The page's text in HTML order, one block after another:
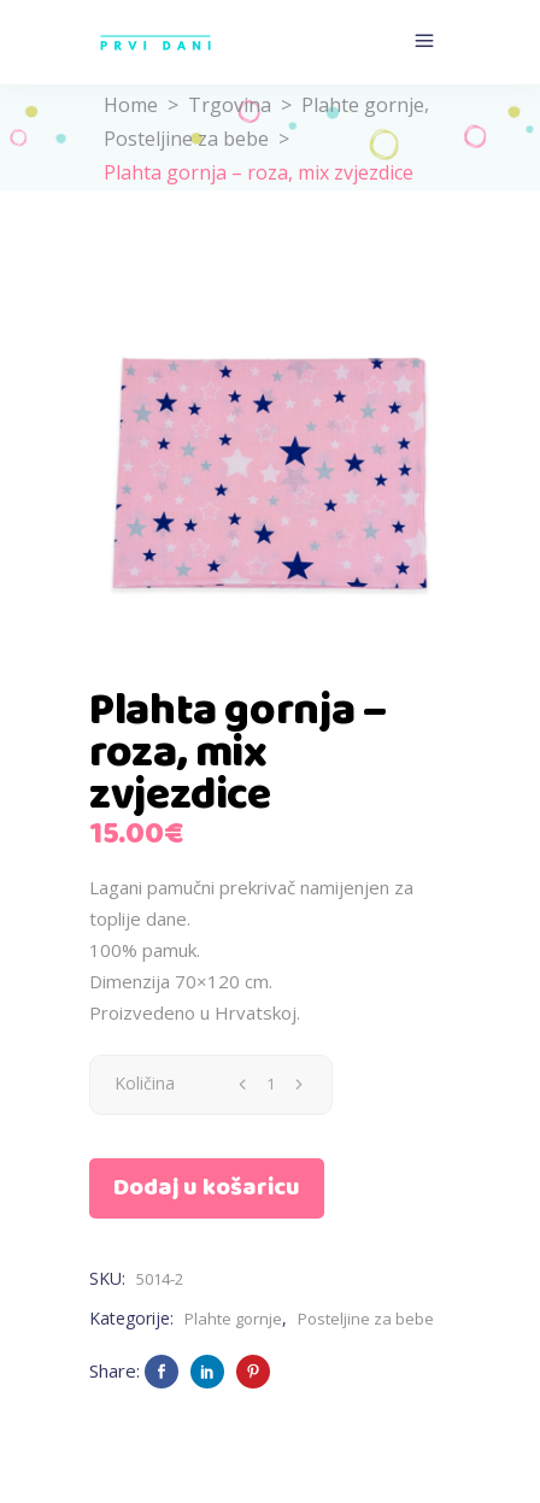
Home > Trgovina > Plahte gornje,
Posteljine za bebe >
Plahta gornja – roza, mix zvjezdice
Plahta gornja –
roza, mix
zvjezdice
15.00€
Lagani pamučni prekrivač namijenjen za
toplije dane.
100% pamuk.
Dimenzija 70×120 cm.
Proizvedeno u Hrvatskoj.
Plahta
-
mix
Količina
Dodaj u košaricu
SKU: 5014-2
Kategorije: Plahte gornje, Posteljine za bebe
Share: